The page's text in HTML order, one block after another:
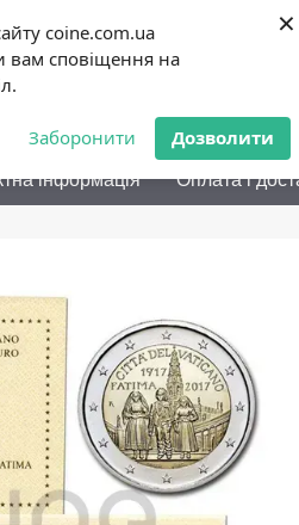
coine.com.ua
вам сповіщення на
Заборонити Дозволити
×
050 072-36-80 Передзвонити вам?
інформація Оплата і